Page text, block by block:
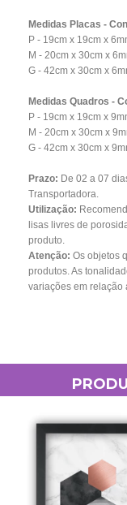
Medidas Placas -
P - 19cm x 19cm x
M - 20cm x 30cm x
G - 42cm x 30cm x
Medidas Quadros -
P - 19cm x 19cm x
M - 20cm x 30cm x
G - 42cm x 30cm x
Prazo: De 02 a 07
Transportadora.
Utilização:
lisas livres de
produto.
Atenção: Os objetos
produtos. As
variações em relação